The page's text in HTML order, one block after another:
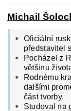
Michail
Oficiální
představitel
Pocházel z
většinu
Rodnému
dalšími
část tvorby.
Studoval na